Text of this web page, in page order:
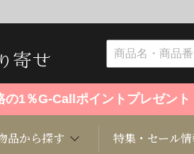
の1％G-Callポイントプレゼン
品から探す 特集・セール